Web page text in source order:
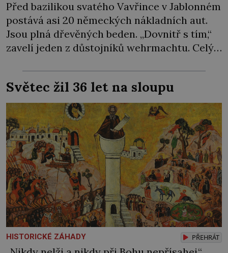
Před bazilikou svatého Vavřince v Jablonném
postává asi 20 německých nákladních aut.
Jsou plná dřevěných beden. „Dovnitř s tím,“
zavelí jeden z důstojníků wehrmachtu. Celý
Alespoň tak se to šušká mezi místními…
Podzemí kostela v Jablonném v Podještědí je
podle pamětníků protkáno celou sítí chodeb.
Jedna prý vede na radnici, druhá na nedaleký
zámek […]
Světec žil 36 let na sloupu
HISTORICKÉ ZÁHADY PŘEHRÁT